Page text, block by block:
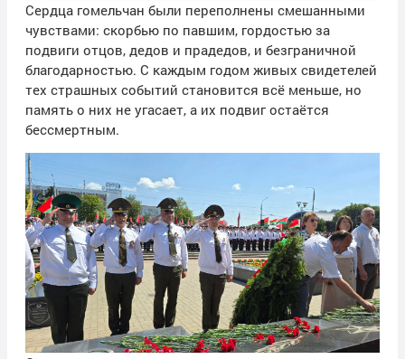
Сердца гомельчан были переполнены смешанными
чувствами: скорбью по павшим, гордостью за
подвиги отцов, дедов и прадедов, и безграничной
благодарностью. С каждым годом живых свидетелей
тех страшных событий становится всё меньше, но
память о них не угасает, а их подвиг остаётся
бессмертным.